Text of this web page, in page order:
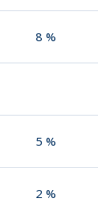
8 %
5 %
2 %